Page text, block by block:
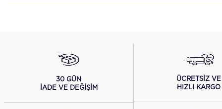
30 GÜN
İADE VE DEĞİŞİM
ÜCRETSİZ VE
HIZLI KARGO